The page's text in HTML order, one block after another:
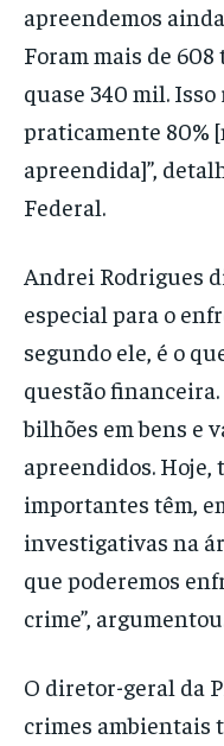
apreendemos
Foram mais de
quase 340 mil.
praticamente 80%
apreendida]”,
Federal.
Andrei Rodrigues
especial para o
segundo ele, é o
questão financeira.
bilhões em bens e
apreendidos. Hoje,
importantes têm,
investigativas na
que poderemos
crime”,
O diretor-geral da
crimes ambientais